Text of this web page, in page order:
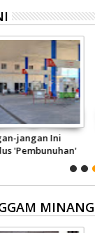
jangan Ini
'Pembunuhan'
MINANG